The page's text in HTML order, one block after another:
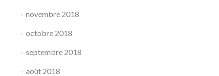
novembre 2018
octobre 2018
septembre 2018
août 2018